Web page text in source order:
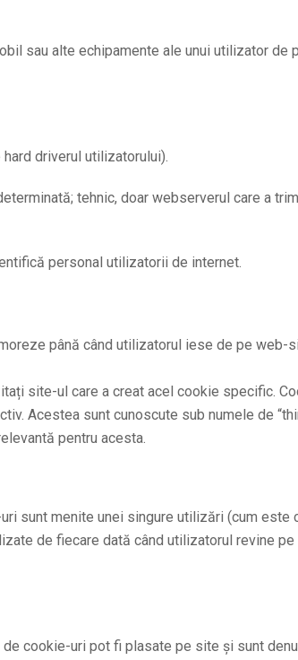
sau alte echipamente ale unui utilizator de
driverul utilizatorului).
tehnic, doar webserverul care a
personal utilizatorii de internet.
până când utilizatorul iese de pe web-
site-ul care a creat acel cookie specific.
Acestea sunt cunoscute sub numele de
pentru acesta.
sunt menite unei singure utilizări (cum este
de fiecare dată când utilizatorul revine
cookie-uri pot fi plasate pe site și sunt